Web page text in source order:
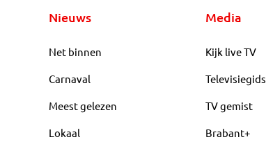
Nieuws
Net binnen
Carnaval
Meest gelezen
Lokaal
Media
Kijk live TV
Televisiegids
TV gemist
Brabant+